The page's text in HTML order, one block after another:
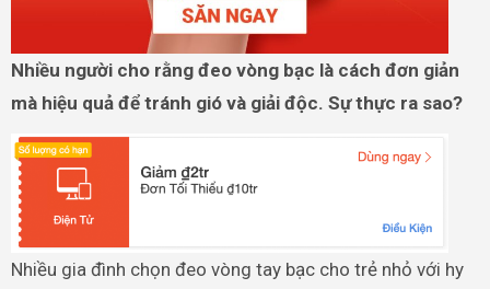
Nhiều người cho rằng đeo vòng bạc là cách đơn giản
mà hiệu quả để tránh gió và giải độc. Sự thực ra sao?
Nhiều gia đình chọn đeo vòng tay bạc cho trẻ nhỏ với hy